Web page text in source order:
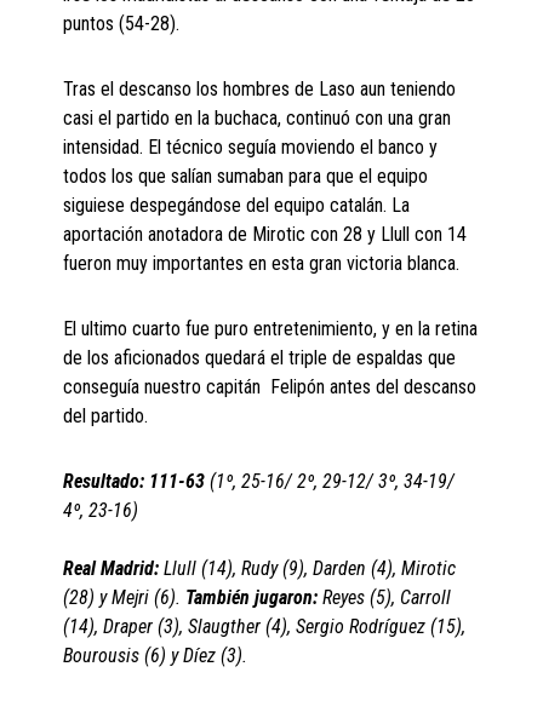
puntos (54-28).
Tras el descanso los hombres de Laso aun teniendo
casi el partido en la buchaca, continuó con una gran
intensidad. El técnico seguía moviendo el banco y
todos los que salían sumaban para que el equipo
siguiese despegándose del equipo catalán. La
aportación anotadora de Mirotic con 28 y Llull con 14
fueron muy importantes en esta gran victoria blanca.
El ultimo cuarto fue puro entretenimiento, y en la retina
de los aficionados quedará el triple de espaldas que
conseguía nuestro capitán Felipón antes del descanso
del partido.
Resultado: 111-63 (1º, 25-16/ 2º, 29-12/ 3º, 34-19/
4º, 23-16)
Real Madrid:Llull (14), Rudy (9), Darden (4), Mirotic
(28) y Mejri (6). También jugaron: Reyes (5), Carroll
(14), Draper (3), Slaugther (4), Sergio Rodríguez (15),
Bourousis (6) y Díez (3).